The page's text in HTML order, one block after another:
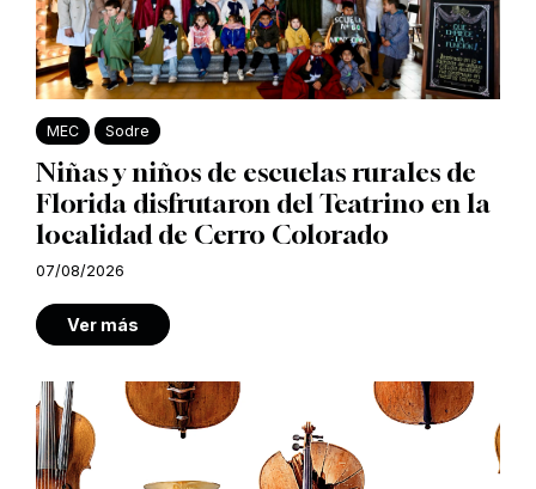
MEC Sodre
Niñas y niños de escuelas rurales de
Florida disfrutaron del Teatrino en la
localidad de Cerro Colorado
07/08/2026
Ver más